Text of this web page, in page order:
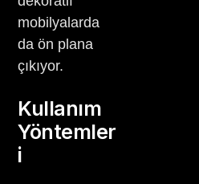
mobilyalarda
da ön plana
çıkıyor.
Kullanım
Yöntemler
i